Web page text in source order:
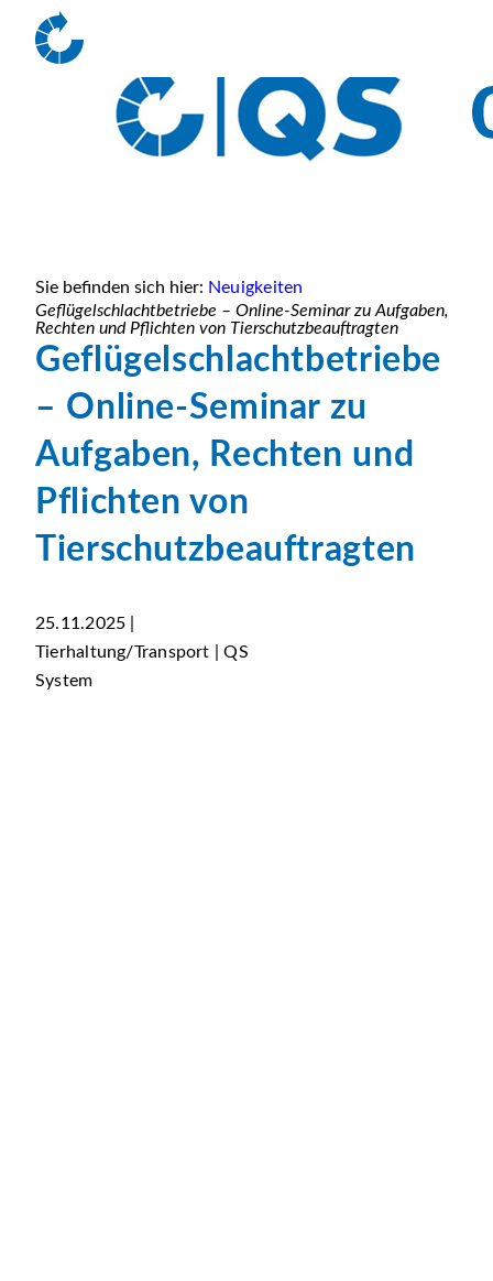
Sie befinden sich hier: Neuigkeiten
Geflügelschlachtbetriebe – Online-Seminar zu Aufgaben,
Rechten und Pflichten von Tierschutzbeauftragten
Geflügelschlachtbetriebe
– Online-Seminar zu
Aufgaben, Rechten und
Pflichten von
Tierschutzbeauftragten
25.11.2025 |
Tierhaltung/Transport | QS
System